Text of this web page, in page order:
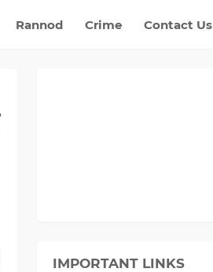
Rannod Crime Contact Us
IMPORTANT LINKS